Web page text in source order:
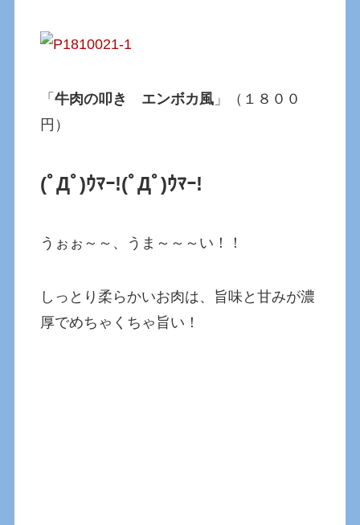
「牛肉の叩き エンボカ風 」（１８００
円）
(ﾟДﾟ)ｳﾏｰ!(ﾟДﾟ)ｳﾏｰ!
うぉぉ～～、うま～～～い！！
しっとり柔らかいお肉は、旨味と甘みが濃
厚でめちゃくちゃ旨い！